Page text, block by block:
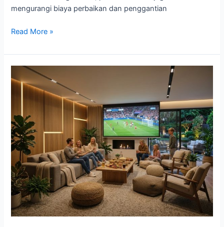
mengurangi biaya perbaikan dan penggantian
Read More »
Menata
Ruang
Berkumpul
Semifinal
Piala
Dunia
2026